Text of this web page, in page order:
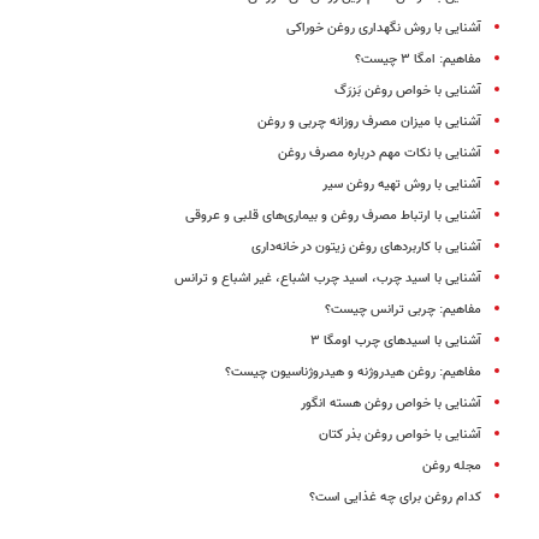
آشنایی با روش نگهداری روغن خوراکی
مفاهیم: امگا ‌۳ چیست؟
آشنایی با خواص روغن بَزرَگ
آشنایی با میزان مصرف روزانه چربی و روغن
آشنایی با نکات مهم درباره مصرف روغن
آشنایی با روش تهیه روغن سیر
آشنایی با ارتباط مصرف روغن و بیماری‌های قلبی و عروقی
آشنایی با کاربردهای روغن زیتون در خانه‌داری
آشنایی با اسید چرب، اسید چرب اشباع، غیر اشباع و ترانس
مفاهیم: چربی ترانس چیست؟
آشنایی با اسیدهای چرب اومگا ۳
مفاهیم: روغن هیدروژنه و هیدروژناسیون چیست؟
آشنایی با خواص روغن هسته انگور
آشنایی با خواص روغن بذر کتان
مجله روغن
کدام روغن برای چه غذایی است؟